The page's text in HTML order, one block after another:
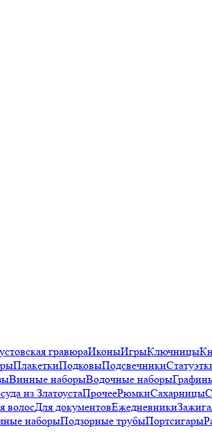
гравюраИконыИгрыКлючницы
ПлакеткиПодковыПодсвечники
Винные наборыВодочные наборы
из ЗлатоустаПрочееРюмкиСахарницы
волосДля документовЕжедневники
наборыПодзорные трубыПортсигары